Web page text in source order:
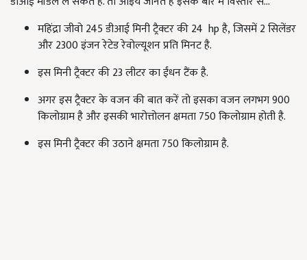
महिंद्रा जीवो 245 डीआई मिनी ट्रैक्टर की 24 hpहै,जिसमें 2 सिलेंडर
और 2300 इंजन रेटेड रेवोल्यूशन प्रति मिनट है.
इस मिनी ट्रैक्टर की 23 लीटर का ईंधन टैंक है.
अगर इस ट्रैक्टर के वजन की बात करें तो इसका वजन लगभग 900
किलोग्राम है और इसकी भारोत्तोलन क्षमता 750 किलोग्राम होती है.
इस मिनी ट्रैक्टर की उठाने क्षमता 750 किलोग्राम है.